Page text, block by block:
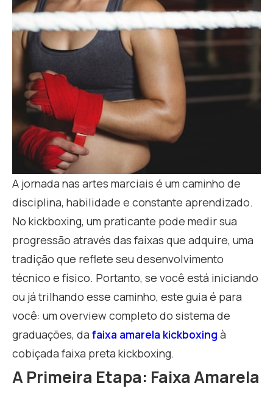
A jornada nas artes marciais é um caminho de
disciplina, habilidade e constante aprendizado.
No kickboxing, um praticante pode medir sua
progressão através das faixas que adquire, uma
tradição que reflete seu desenvolvimento
técnico e físico. Portanto, se você está iniciando
ou já trilhando esse caminho, este guia é para
você: um overview completo do sistema de
graduações, da faixa amarela kickboxing à
cobiçada faixa preta kickboxing.
A Primeira Etapa: Faixa Amarela